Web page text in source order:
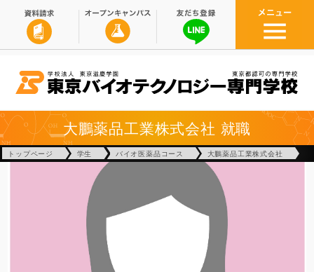
大鵬薬品工業株式会社 就職
トップページ 学生 バイオ医薬品コース 大鵬薬品工業株式会社